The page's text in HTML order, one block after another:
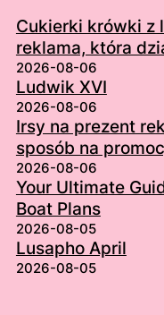
Cukierki krówki z
reklama, która
2026-08-06
Ludwik XVI
2026-08-06
Irsy na prezent
sposób na
2026-08-06
Your Ultimate
Boat Plans
2026-08-05
Lusapho April
2026-08-05